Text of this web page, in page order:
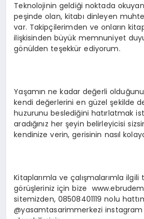
Teknolojinin geldiği noktada
peşinde olan, kitabı dinleyen
var. Takipçilerimden ve onların
ilişkisinden büyük memnuniyet
gönülden teşekkür ediyorum.
Yaşamın ne kadar değerli
kendi değerlerini en güzel şekilde
huzurunu beslediğini hatırlatmak
aradığınız her şeyin belirleyicisi
kendinize verin, gerisinin nasıl
Kitaplarımla ve çalışmalarımla
görüşleriniz için bize
sitemizden, 08508401119 nolu
@yasamtasarimmerkezi instagram